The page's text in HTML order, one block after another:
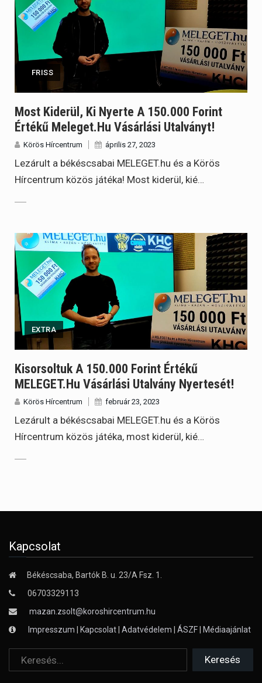
FRISS
Most Kiderül, Ki Nyerte A 150.000 Forint
Értékű Meleget.hu Vásárlási Utalványt!
Körös Hírcentrum április 27, 2023
Lezárult a békéscsabai MELEGET.hu és a Körös
Hírcentrum közös játéka! Most kiderül, kié…
EXTRA
Kisorsoltuk A 150.000 Forint Értékű
MELEGET.hu Vásárlási Utalvány Nyertesét!
Körös Hírcentrum február 23, 2023
Lezárult a békéscsabai MELEGET.hu és a Körös
Hírcentrum közös játéka, most kiderül, kié…
Kapcsolat
Békéscsaba, Bartók B. u. 23/A Fsz. 1.
06703329113
mazan.zsolt@koroshircentrum.hu
Impresszum
Kapcsolat Adatvédelem ÁSZF Médiaajánlat